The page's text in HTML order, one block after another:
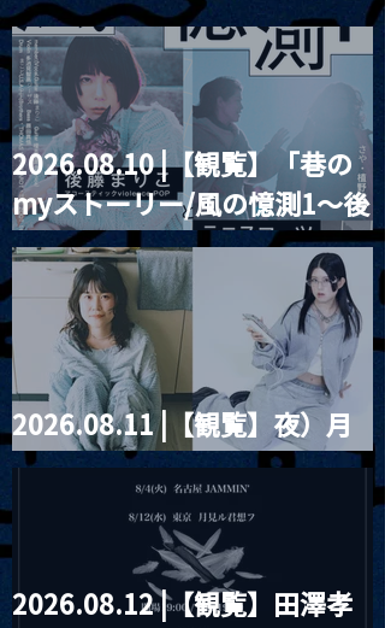
2026.03.01 |【観覧+配
信】昼）「幻想曲と月」
安齋孝秋 （Key）×
Chiaya （vo ）ユニット
初ライブ≪観覧チケッ
ト・THANK YOU SOLD
OUT!!≫
2026.08.10 |【観覧】「巷の
myストーリー/風の憶測1～後
藤まりこアコースティック
violence POPとテニスコー
ツ」
2026.08.11 |【観覧】夜）月
見ル君想フpre. Sugar Shock
2026.08.12 |【観覧】田澤孝